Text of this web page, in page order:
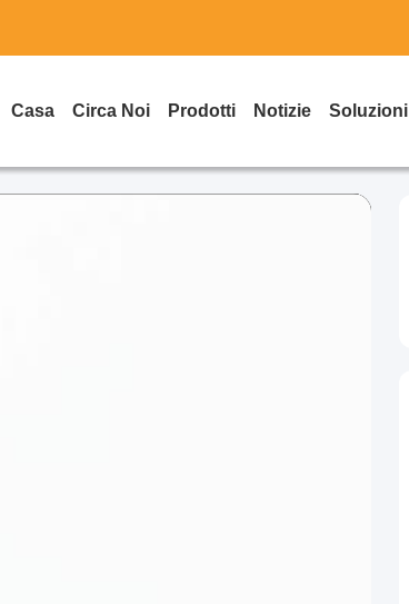
Casa Circa Noi Prodotti Notizie Soluzioni